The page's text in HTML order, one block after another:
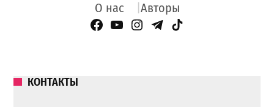
О нас Авторы
Facebook Page
YouTube
Instagram
Telegram
TikTok
КОНТАКТЫ